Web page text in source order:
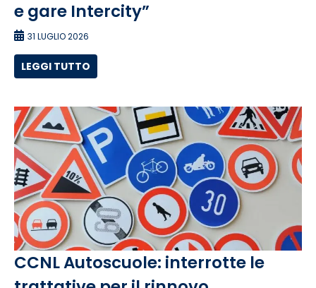
e gare Intercity”
31 LUGLIO 2026
LEGGI TUTTO
CCNL Autoscuole: interrotte le